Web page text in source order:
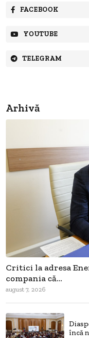
FACEBOOK
YOUTUBE
TELEGRAM
Arhivă
Critici la adresa
compania că...
august 7, 2026
încă